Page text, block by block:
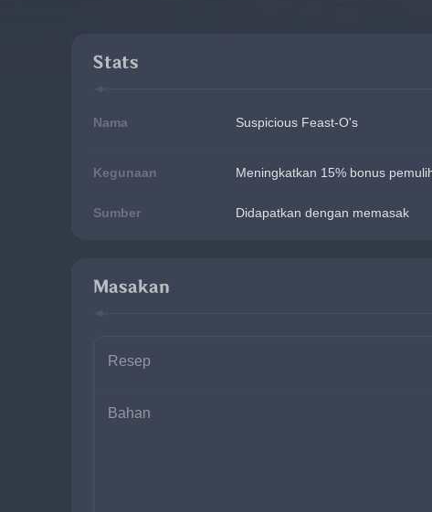
Stats
Nama Suspicious Feast-O's
Kegunaan Meningkatkan 15% bonus
Sumber Didapatkan dengan memasak
Masakan
Resep
Bahan